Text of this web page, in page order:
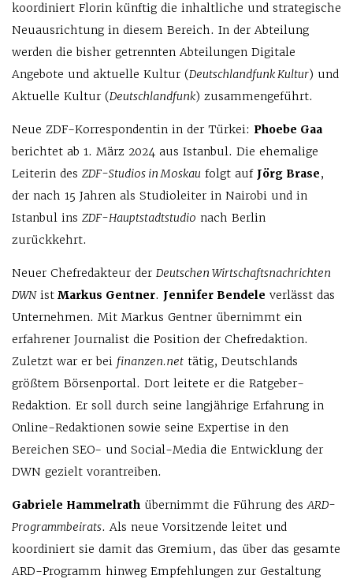
koordiniert Florin künftig die inhaltliche und strategische
Neuausrichtung in diesem Bereich. In der Abteilung
werden die bisher getrennten Abteilungen Digitale
Angebote und aktuelle Kultur (Deutschlandfunk Kultur) und
Aktuelle Kultur (Deutschlandfunk) zusammengeführt.
Neue ZDF-Korrespondentin in der Türkei: Phoebe Gaa
berichtet ab 1. März 2024 aus Istanbul. Die ehemalige
Leiterin des ZDF-Studios in Moskau folgt auf Jörg Brase,
der nach 15 Jahren als Studioleiter in Nairobi und in
Istanbul ins ZDF-Hauptstadtstudio nach Berlin
zurückkehrt.
Neuer Chefredakteur der Deutschen Wirtschaftsnachrichten
DWNist Markus Gentner. Jennifer Bendele verlässt das
Unternehmen. Mit Markus Gentner übernimmt ein
erfahrener Journalist die Position der Chefredaktion.
Zuletzt war er bei finanzen.net tätig, Deutschlands
größtem Börsenportal. Dort leitete er die Ratgeber-
Redaktion. Er soll durch seine langjährige Erfahrung in
Online-Redaktionen sowie seine Expertise in den
Bereichen SEO- und Social-Media die Entwicklung der
DWN gezielt vorantreiben.
Gabriele Hammelrath übernimmt die Führung desARD-
Programmbeirats. Als neue Vorsitzende leitet und
koordiniert sie damit das Gremium, das über das gesamte
ARD-Programm hinweg Empfehlungen zur Gestaltung